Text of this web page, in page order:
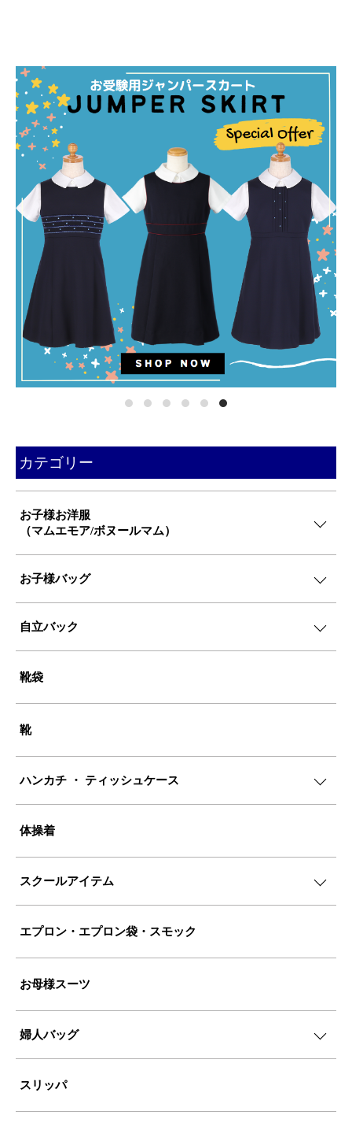
カテゴリー
お子様お洋服
（マムエモア/ボヌールマム）
お子様バッグ
自立バック
靴袋
靴
ハンカチ ・ ティッシュケース
体操着
スクールアイテム
エプロン・エプロン袋・スモック
お母様スーツ
婦人バッグ
スリッパ